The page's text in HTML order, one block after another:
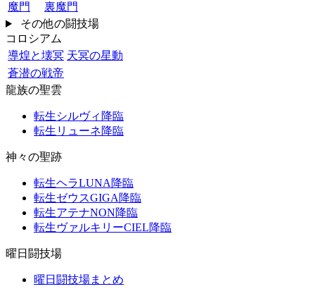
魔門
裏魔門
その他の闘技場
コロシアム
導煌と壊冥 天冥の星動
蒼潜の戦帝
龍族の聖雲
転生シルヴィ降臨
転生リューネ降臨
神々の聖跡
転生ヘラLUNA降臨
転生ゼウスGIGA降臨
転生アテナNON降臨
転生ヴァルキリーCIEL降臨
曜日闘技場
曜日闘技場まとめ